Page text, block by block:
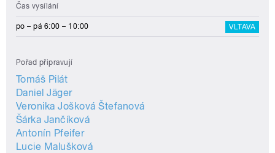
Čas vysílání
po – pá 6:00 – 10:00 VLTAVA
Pořad připravují
Tomáš Pilát
Daniel Jäger
Veronika Jošková Štefanová
Šárka Jančíková
Antonín Pfeifer
Lucie Malušková